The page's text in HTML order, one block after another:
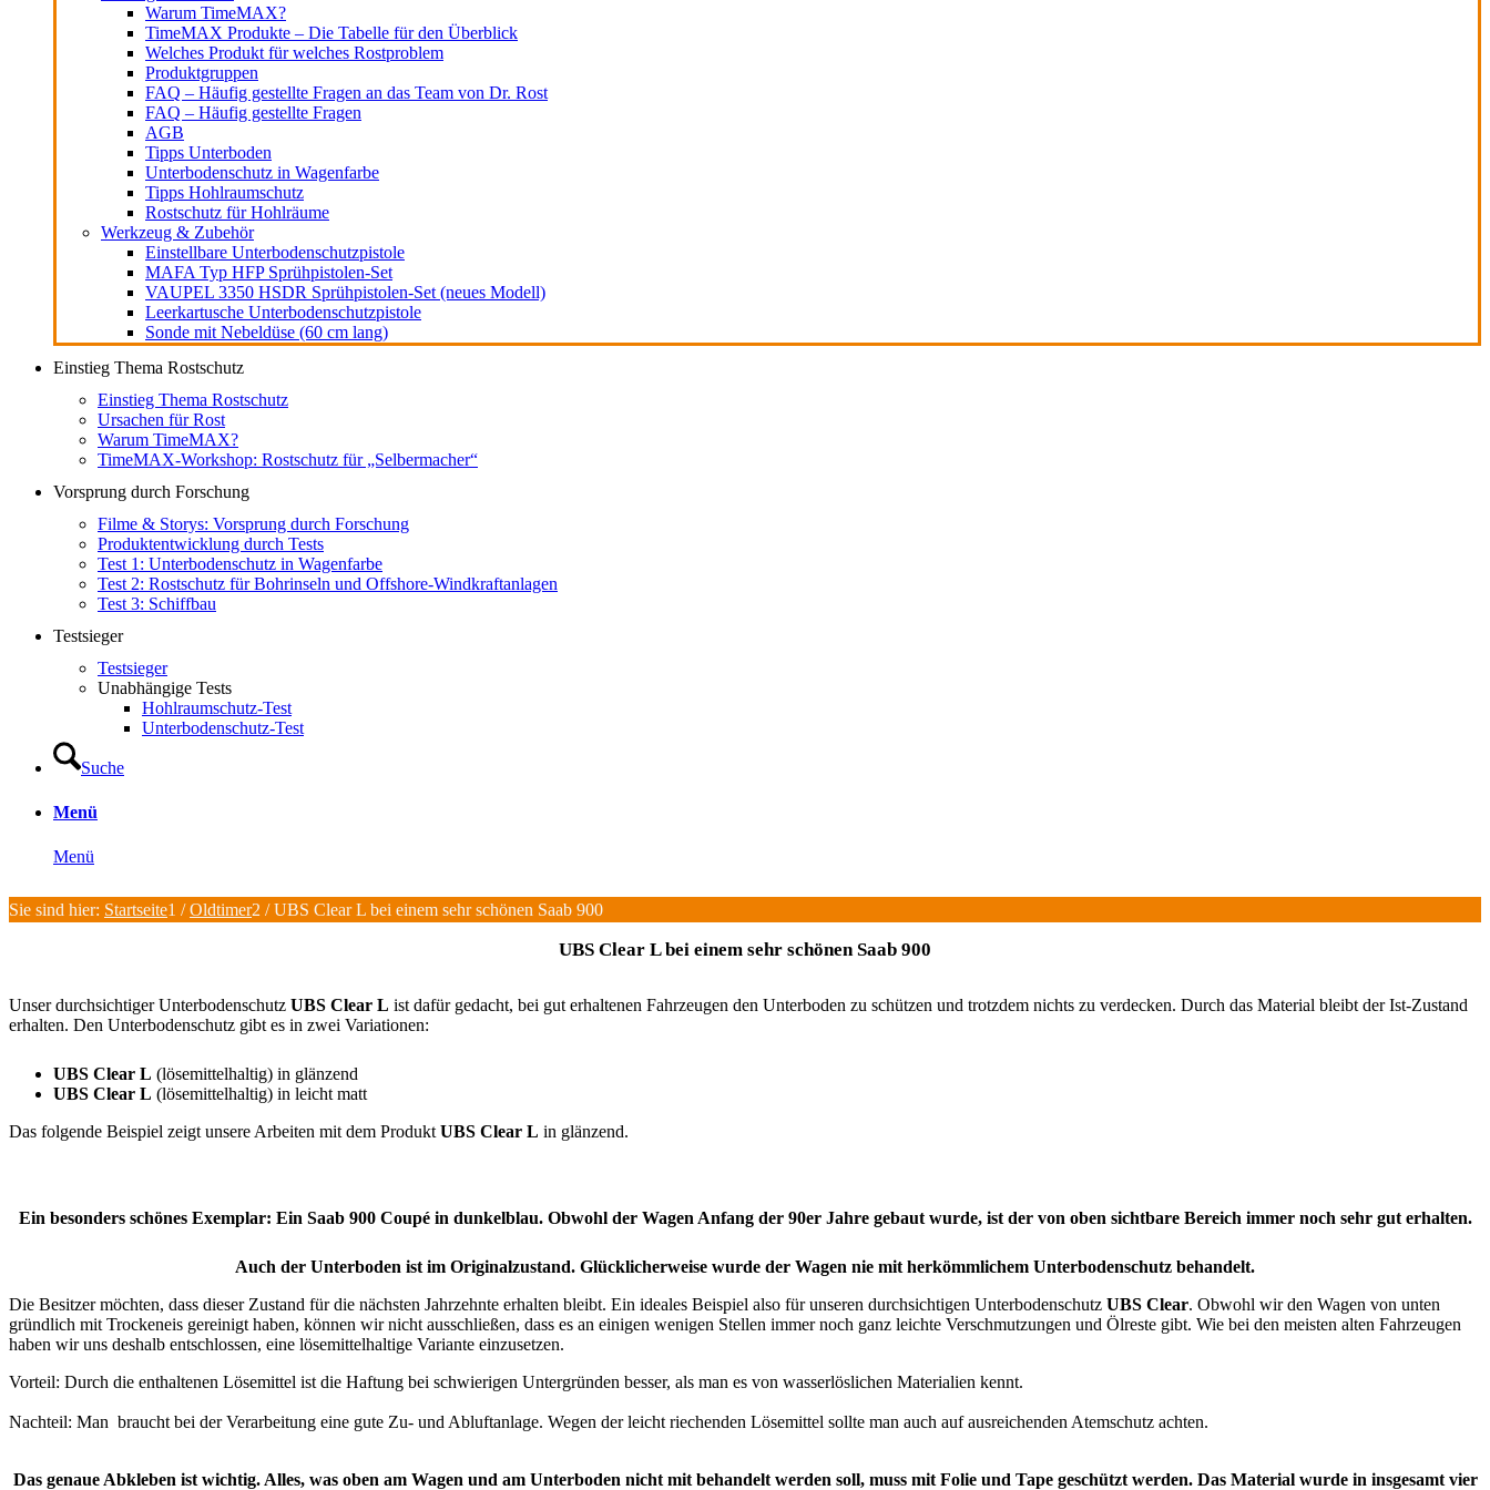
Warum TimeMAX?
TimeMAX Produkte – Die Tabelle für den Überblick
Welches Produkt für welches Rostproblem
Produktgruppen
FAQ – Häufig gestellte Fragen an das Team von Dr. Rost
FAQ – Häufig gestellte Fragen
AGB
Tipps Unterboden
Unterbodenschutz in Wagenfarbe
Tipps Hohlraumschutz
Rostschutz für Hohlräume
Werkzeug & Zubehör
Einstellbare Unterbodenschutzpistole
MAFA Typ HFP Sprühpistolen-Set
VAUPEL 3350 HSDR Sprühpistolen-Set (neues Modell)
Leerkartusche Unterbodenschutzpistole
Sonde mit Nebeldüse (60 cm lang)
Einstieg Thema Rostschutz
Einstieg Thema Rostschutz
Ursachen für Rost
Warum TimeMAX?
TimeMAX-Workshop: Rostschutz für „Selbermacher“
Vorsprung durch Forschung
Filme & Storys: Vorsprung durch Forschung
Produktentwicklung durch Tests
Test 1: Unterbodenschutz in Wagenfarbe
Test 2: Rostschutz für Bohrinseln und Offshore-Windkraftanlagen
Test 3: Schiffbau
Testsieger
Testsieger
Unabhängige Tests
Hohlraumschutz-Test
Unterbodenschutz-Test
Suche
Menü
Menü
Sie sind hier: Startseite1 / Oldtimer2 / UBS Clear L bei einem sehr schönen Saab 900
UBS Clear L bei einem sehr schönen Saab 900
Unser durchsichtiger Unterbodenschutz UBS Clear L ist dafür gedacht, bei gut erhaltenen Fahrzeugen den Unterboden zu schützen und trotzdem nichts zu verdecken. Durch das Material bleibt der Ist-Zustand
erhalten. Den Unterbodenschutz gibt es in zwei Variationen:
UBS Clear L (lösemittelhaltig) in glänzend
UBS Clear L (lösemittelhaltig) in leicht matt
Das folgende Beispiel zeigt unsere Arbeiten mit dem Produkt UBS Clear L in glänzend.
Ein besonders schönes Exemplar: Ein Saab 900 Coupé in dunkelblau. Obwohl der Wagen Anfang der 90er Jahre gebaut wurde, ist der von oben sichtbare Bereich immer noch sehr gut erhalten.
Auch der Unterboden ist im Originalzustand. Glücklicherweise wurde der Wagen nie mit herkömmlichem Unterbodenschutz behandelt.
Die Besitzer möchten, dass dieser Zustand für die nächsten Jahrzehnte erhalten bleibt. Ein ideales Beispiel also für unseren durchsichtigen Unterbodenschutz UBS Clear. Obwohl wir den Wagen von unten
gründlich mit Trockeneis gereinigt haben, können wir nicht ausschließen, dass es an einigen wenigen Stellen immer noch ganz leichte Verschmutzungen und Ölreste gibt. Wie bei den meisten alten Fahrzeugen
haben wir uns deshalb entschlossen, eine lösemittelhaltige Variante einzusetzen.
Vorteil: Durch die enthaltenen Lösemittel ist die Haftung bei schwierigen Untergründen besser, als man es von wasserlöslichen Materialien kennt.
Nachteil: Man braucht bei der Verarbeitung eine gute Zu- und Abluftanlage. Wegen der leicht riechenden Lösemittel sollte man auch auf ausreichenden Atemschutz achten.
Das genaue Abkleben ist wichtig. Alles, was oben am Wagen und am Unterboden nicht mit behandelt werden soll, muss mit Folie und Tape geschützt werden. Das Material wurde in insgesamt vier